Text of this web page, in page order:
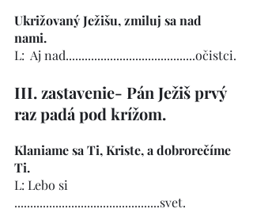
Ukrižovaný Ježišu, zmiluj sa nad
nami.
L:  Aj nad.........................................očistci.
III. zastavenie- Pán Ježiš prvý
raz padá pod krížom.
Klaniame sa Ti, Kriste, a dobrorečíme
Ti.
L: Lebo si
..............................................svet.